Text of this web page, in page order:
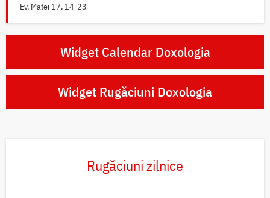
Ev. Matei 17, 14-23
Widget Calendar Doxologia
Widget Rugăciuni Doxologia
Rugăciuni zilnice